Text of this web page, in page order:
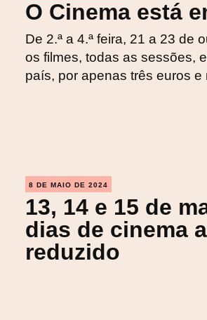
O Cinema está
De 2.ª a 4.ª feira, 21 a 23 de
os filmes, todas as sessões,
país, por apenas três euros e
8 DE MAIO DE 2024
13, 14 e 15 de
dias de cinema
reduzido